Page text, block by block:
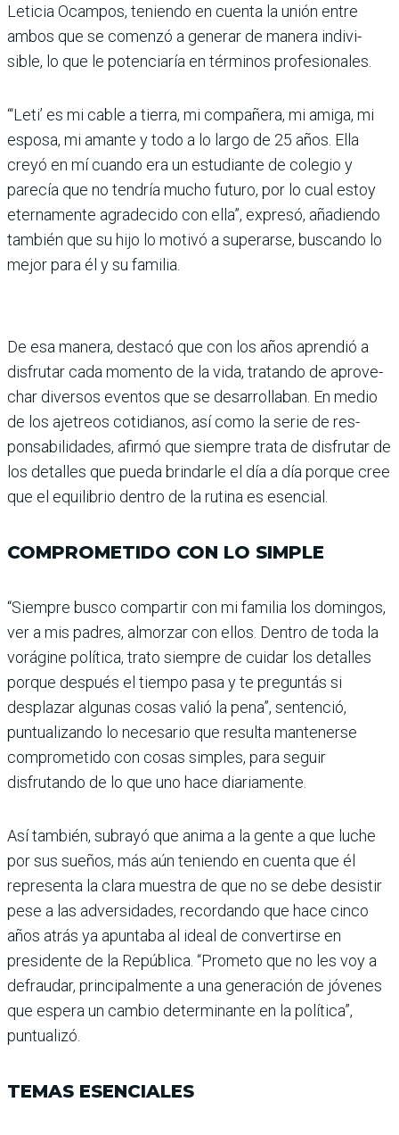
Leticia Ocampos, teniendo en cuenta la unión entre
ambos que se comenzó a generar de manera indivi­
sible, lo que le potenciaría en términos profesionales.
“‘Leti’ es mi cable a tierra, mi compañera, mi amiga, mi
esposa, mi amante y todo a lo largo de 25 años. Ella
creyó en mí cuando era un estudiante de cole­gio y
parecía que no tendría mucho futuro, por lo cual estoy
eternamente agra­decido con ella”, expresó, añadiendo
también que su hijo lo motivó a superarse, buscando lo
mejor para él y su familia.
De esa manera, destacó que con los años aprendió a
dis­frutar cada momento de la vida, tratando de aprove­
char diversos eventos que se desarrollaban. En medio
de los ajetreos cotidianos, así como la serie de res­
ponsabilidades, afirmó que siempre trata de disfrutar de
los detalles que pueda brindarle el día a día porque cree
que el equilibrio den­tro de la rutina es esencial.
COMPROMETIDO CON LO SIMPLE
“Siempre busco compartir con mi familia los domin­gos,
ver a mis padres, almorzar con ellos. Dentro de toda la
vorágine política, trato siempre de cuidar los detalles
porque después el tiempo pasa y te preguntás si
desplazar algunas cosas valió la pena”, sentenció,
puntualizando lo nece­sario que resulta mante­nerse
comprometido con cosas simples, para seguir
disfrutando de lo que uno hace diariamente.
Así también, subrayó que anima a la gente a que luche
por sus sueños, más aún teniendo en cuenta que él
representa la clara mues­tra de que no se debe desis­tir
pese a las adversida­des, recordando que hace cinco
años atrás ya apun­taba al ideal de convertirse en
presidente de la Repú­blica. “Prometo que no les voy a
defraudar, principal­mente a una generación de jóvenes
que espera un cam­bio determinante en la polí­tica”,
puntualizó.
TEMAS ESENCIALES